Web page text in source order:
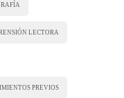
LECTORA
PREVIOS